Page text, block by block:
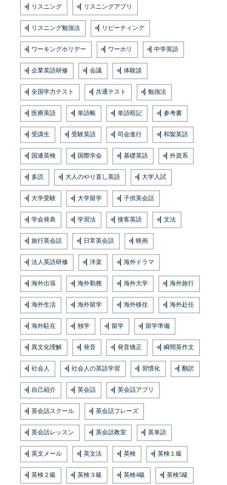
リスニング リスニングアプリ
リスニング勉強法 リピーティング
ワーキングホリデー ワーホリ 中学英語
企業英語研修 会議 体験談
全国学力テスト 共通テスト 勉強法
医療英語 単語帳 単語暗記 参考書
受講生 受験英語 司会進行 和製英語
国連英検 国際学会 基礎英語 外資系
多読 大人のやり直し英語 大学入試
大学受験 大学留学 子供英会話
学会発表 学習法 接客英語 文法
旅行英会話 日常英会話 映画
法人英語研修 洋楽 海外ドラマ
海外出張 海外勤務 海外大学 海外旅行
海外生活 海外留学 海外移住 海外赴任
海外駐在 独学 留学 留学準備
異文化理解 発音 発音矯正 瞬間英作文
社会人 社会人の英語学習 習慣化 翻訳
自己紹介 英会話 英会話アプリ
英会話スクール 英会話フレーズ
英会話レッスン 英会話教室 英単語
英文メール 英文法 英検 英検１級
英検２級 英検３級 英検4級 英検5級